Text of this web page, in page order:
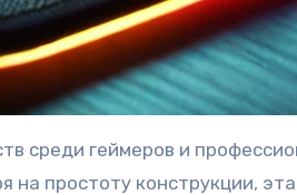
среди геймеров и
на простоту конструкции,